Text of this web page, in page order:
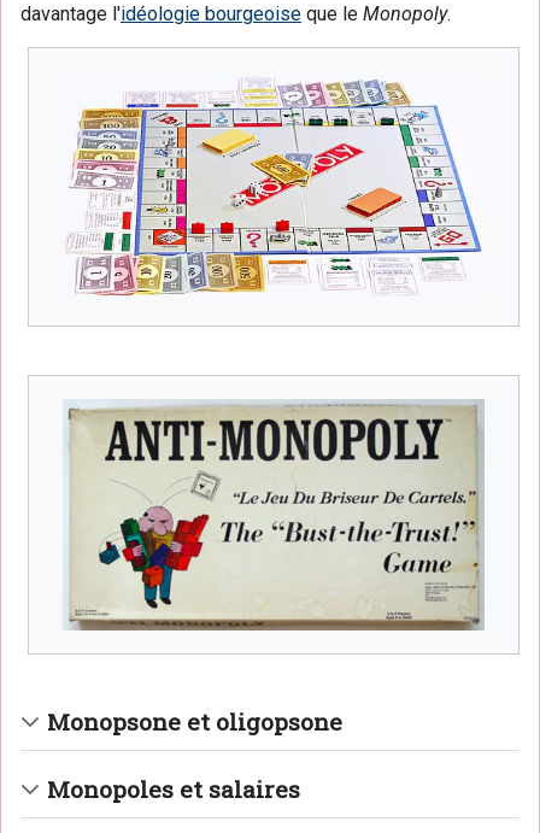
davantage l'idéologie bourgeoise que le Monopoly.
Monopsone et oligopsone
Monopoles et salaires